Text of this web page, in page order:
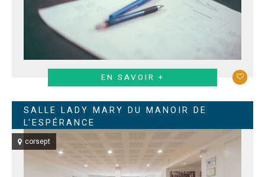
EN SAVOIR +
SALLE LADY MARY DU MANOIR DE
L'ESPÉRANCE
corsept